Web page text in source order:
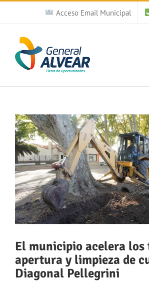
Saltar
contenido
Acceso Email Municipal
Ver
imagen
más
grande
El municipio acelera los
apertura y limpieza de
Diagonal Pellegrini